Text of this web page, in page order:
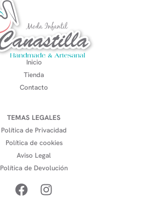
Inicio
Tienda
Contacto
TEMAS LEGALES
Política de Privacidad
Política de cookies
Aviso Legal
Política de Devolución